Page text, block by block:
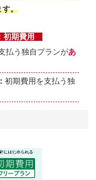
す。
初期費用
払う独自プランがあ
初期費用を支払う独